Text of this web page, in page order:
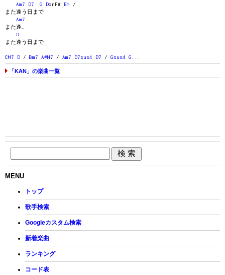
Am7 D7 G DonF# Em /
また逢う日まで
Am7
また逢…
D
また逢う日まで
CM7 D / Bm7 A#M7 / Am7 D7sus4 D7 / Gsus4 G
「KAN」の楽曲一覧
MENU
トップ
歌手検索
Googleカスタム検索
新着楽曲
ランキング
コード表